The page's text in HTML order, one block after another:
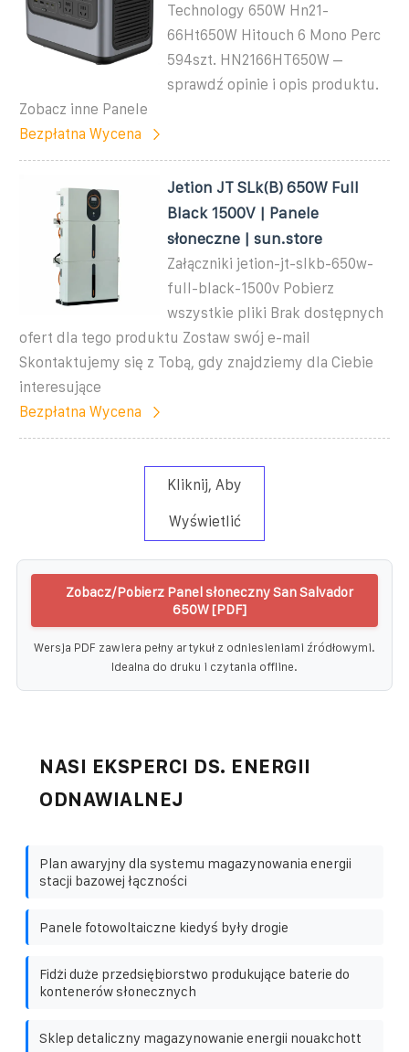
Technology 650W Hn21-
66Ht650W Hitouch 6 Mono Perc
594szt. HN2166HT650W –
sprawdź opinie i opis produktu.
Zobacz inne Panele
Bezpłatna Wycena
Jetion JT SLk(B) 650W Full
Black 1500V | Panele
słoneczne | sun.store
Załączniki jetion-jt-slkb-650w-
full-black-1500v Pobierz
wszystkie pliki Brak dostępnych
ofert dla tego produktu Zostaw swój e-mail
Skontaktujemy się z Tobą, gdy znajdziemy dla Ciebie
interesujące
Bezpłatna Wycena
Kliknij, Aby
Wyświetlić
Zobacz/Pobierz Panel słoneczny San Salvador
650W [PDF]
Wersja PDF zawiera pełny artykuł z odniesieniami źródłowymi.
Idealna do druku i czytania offline.
NASI EKSPERCI DS. ENERGII
ODNAWIALNEJ
Plan awaryjny dla systemu magazynowania energii
stacji bazowej łączności
Panele fotowoltaiczne kiedyś były drogie
Fidżi duże przedsiębiorstwo produkujące baterie do
kontenerów słonecznych
Sklep detaliczny magazynowanie energii nouakchott